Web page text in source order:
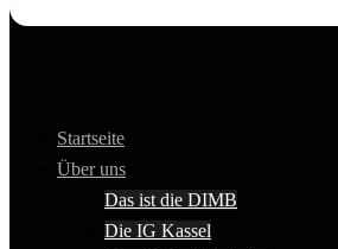
Startseite
Über uns
Das ist die DIMB
Die IG Kassel